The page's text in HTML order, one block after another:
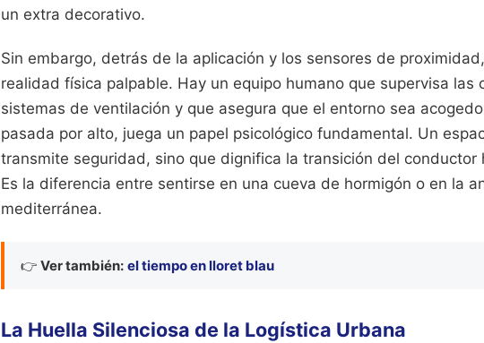
un extra decorativo.
Sin embargo, detrás de la aplicación y los sensores de
realidad física palpable. Hay un equipo humano que supervisa las
sistemas de ventilación y que asegura que el entorno sea
pasada por alto, juega un papel psicológico fundamental. Un
transmite seguridad, sino que dignifica la transición del conductor
Es la diferencia entre sentirse en una cueva de hormigón o en la
mediterránea.
👉 Ver también: el tiempo en lloret blau
La Huella Silenciosa de la Logística Urbana